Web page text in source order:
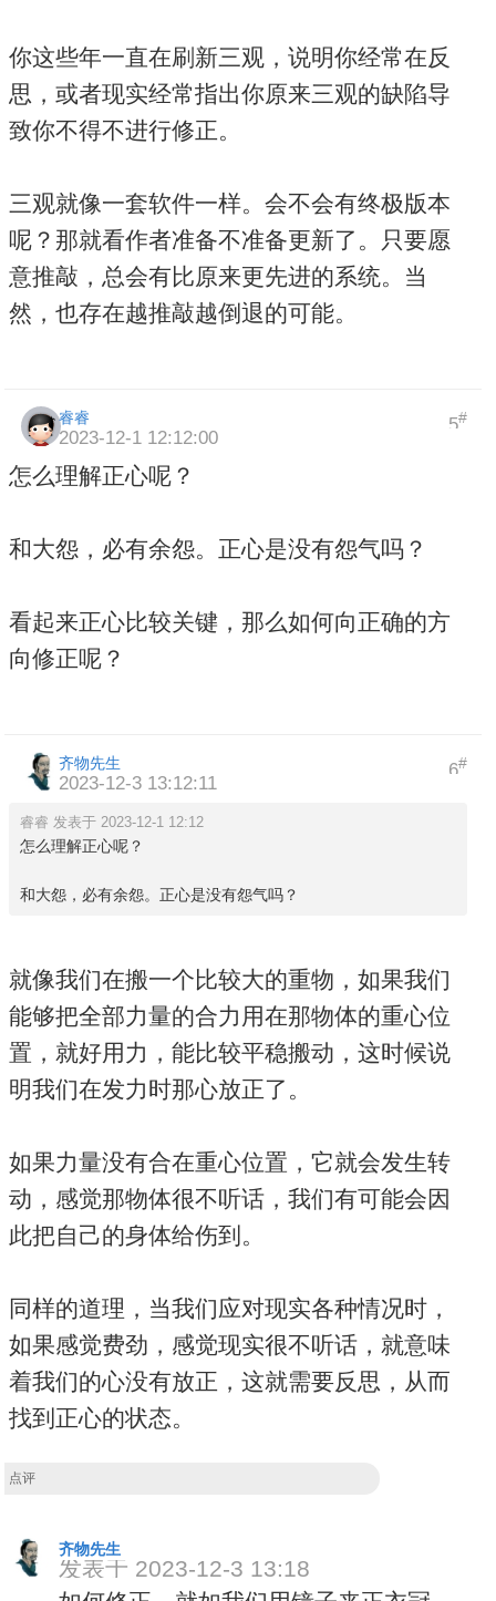
你这些年一直在刷新三观，说明你经常在反
思，或者现实经常指出你原来三观的缺陷导
致你不得不进行修正。
三观就像一套软件一样。会不会有终极版本
呢？那就看作者准备不准备更新了。只要愿
意推敲，总会有比原来更先进的系统。当
然，也存在越推敲越倒退的可能。
5#
睿睿
2023-12-1 12:12:00
怎么理解正心呢？
和大怨，必有余怨。正心是没有怨气吗？
看起来正心比较关键，那么如何向正确的方
向修正呢？
6#
齐物先生
2023-12-3 13:12:11
睿睿 发表于 2023-12-1 12:12
怎么理解正心呢？
和大怨，必有余怨。正心是没有怨气吗？
就像我们在搬一个比较大的重物，如果我们
能够把全部力量的合力用在那物体的重心位
置，就好用力，能比较平稳搬动，这时候说
明我们在发力时那心放正了。
如果力量没有合在重心位置，它就会发生转
动，感觉那物体很不听话，我们有可能会因
此把自己的身体给伤到。
同样的道理，当我们应对现实各种情况时，
如果感觉费劲，感觉现实很不听话，就意味
着我们的心没有放正，这就需要反思，从而
找到正心的状态。
点评
齐物先生
发表于 2023-12-3 13:18